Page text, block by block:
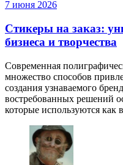
7 июня 2026
Стикеры на заказ:
бизнеса и творчества
Современная
множество способов
создания узнаваемого
востребованных решений
которые используются как